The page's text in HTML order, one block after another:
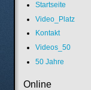
Startseite
Video_Platz
Kontakt
Videos_50
50 Jahre
Online